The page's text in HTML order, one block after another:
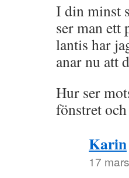
I din minst
ser man
lantis har
anar nu att
Hur ser
fönstret
Karin
17